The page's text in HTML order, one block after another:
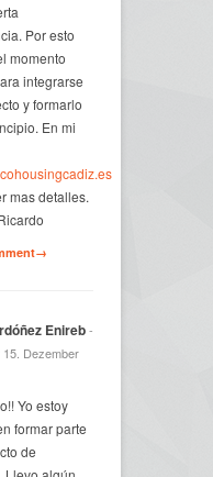
Por esto
momento
integrarse
y formarlo
En mi
mas detalles.
Enireb-
Dezember
Yo estoy
formar parte
de